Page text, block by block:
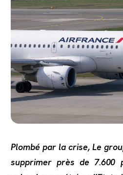
Plombé par la crise, Le
supprimer près de 7.600